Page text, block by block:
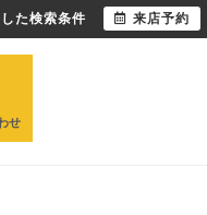
せ
た検索条件 来店予約